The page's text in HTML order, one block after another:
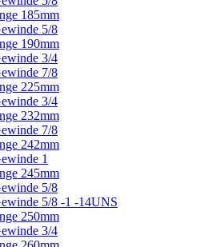
185mm
5/8
190mm
3/4
7/8
225mm
3/4
232mm
7/8
242mm
1
245mm
5/8
5/8 -1 -14UNS
250mm
3/4